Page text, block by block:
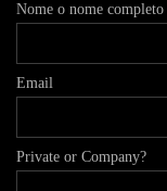
Nome o nome completo
Email
Private or Company?